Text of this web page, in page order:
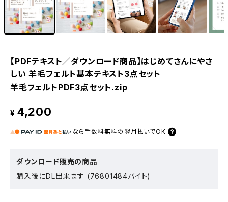
【PDFテキスト／ダウンロード商品】はじめてさんにやさ
しい 羊毛フェルト基本テキスト3点セット
羊毛フェルトPDF3点セット.zip
¥ 4,200
なら 手数料無料の 翌月払いでOK
ダウンロード販売の商品
購入後にDL出来ます (76801484バイト)